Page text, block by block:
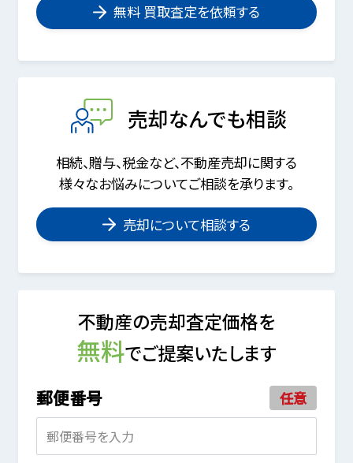
無料 買取査定を依頼する
売却なんでも相談
相続、贈与、税金など、不動産売却に関する
様々なお悩みについてご相談を承ります。
売却について相談する
不動産の売却査定価格を
無料でご提案いたします
郵便番号 任意